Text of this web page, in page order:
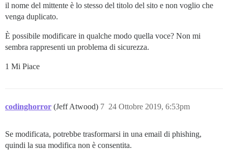
il nome del mittente è lo stesso del titolo del sito e non voglio che
venga duplicato.
È possibile modificare in qualche modo quella voce? Non mi
sembra rappresenti un problema di sicurezza.
1 Mi Piace
codinghorror (Jeff Atwood) 24 Ottobre 2019, 6:53pm
7
Se modificata, potrebbe trasformarsi in una email di phishing,
quindi la sua modifica non è consentita.